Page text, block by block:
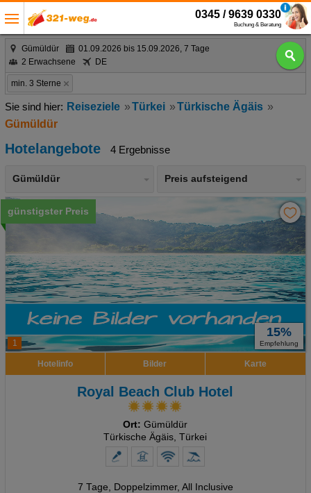
0345 / 9639 0330
Buchung & Beratung
Gümüldür
01.09.2026 bis 15.09.2026, 7 Tage
2 Erwachsene
DE
min. 3 Sterne
Reiseziele Türkei
Türkische Ägäis
Gümüldür
Hotelangebote 4 Ergebnisse
Gümüldür Preis aufsteigend
1
günstigster Preis
15%
Empfehlung
Hotelinfo Bilder Karte
Royal Beach Club Hotel
Ort: Gümüldür
Türkische Ägäis, Türkei
7 Tage, Doppelzimmer, All Inclusive